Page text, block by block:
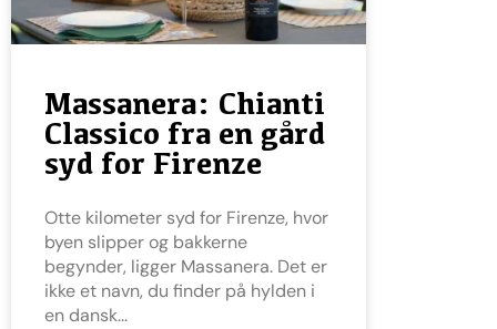
Massanera: Chianti
Classico fra en gård
syd for Firenze
Otte kilometer syd for Firenze, hvor
byen slipper og bakkerne
begynder, ligger Massanera. Det er
ikke et navn, du finder på hylden i
en dansk